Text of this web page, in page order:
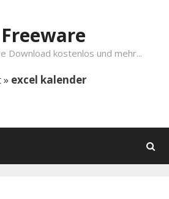
Freeware
Download kostenlos und mehr...
» excel kalender
Suchen